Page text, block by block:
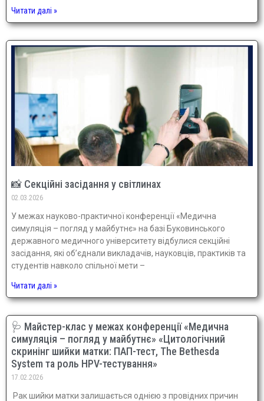
Читати далі »
📸 Секційні засідання у світлинах
02.03.2026
У межах науково-практичної конференції «Медична
симуляція – погляд у майбутнє» на базі Буковинського
державного медичного університету відбулися секційні
засідання, які об’єднали викладачів, науковців, практиків та
студентів навколо спільної мети –
Читати далі »
🩺 Майстер-клас у межах конференції «Медична
симуляція – погляд у майбутнє» «Цитологічний
скринінг шийки матки: ПАП-тест, The Bethesda
System та роль HPV-тестування»
17.02.2026
Рак шийки матки залишається однією з провідних причин